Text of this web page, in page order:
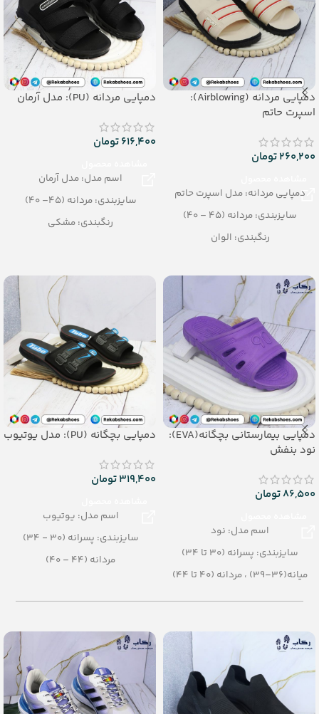
دمپایی مردانه (Airblowing):
اسپرت حاتم
260,200تومان
دمپایی مردانه: مدل اسپرت حاتم
سایزبندی: مردانه (45 – 40)
رنگبندی: الوان
دمپایی مردانه (PU): مدل آرمان
616,400تومان
اسم مدل: مدل آرمان
سایزبندی: مردانه (45– 40)
رنگبندی: مشکی
دمپایی بیمارستانی بچگانه(EVA):
نود بنفش
86,500تومان
اسم مدل: نود
سایزبندی: پسرانه (30 تا 34)
میانه(36–39) ، مردانه (40 تا 44)
(آبی، طوسی، بنفش، سورمه ای)
تعداد در کارتن: 36 جفت
جنس: EVA
دمپایی بچگانه (PU): مدل یوتیوب
319,400تومان
اسم مدل: یوتیوب
سایزبندی: پسرانه (30 - 34)
مردانه (44 – 40)
بچگانه (25 - 29)
تعداد در کارتن: 30 جفت
جنس: PU